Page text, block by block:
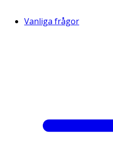
Vanliga frågor